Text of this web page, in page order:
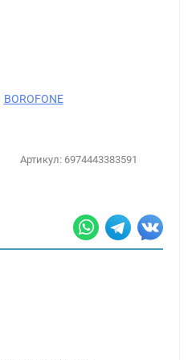
BOROFONE
Артикул: 6974443383591